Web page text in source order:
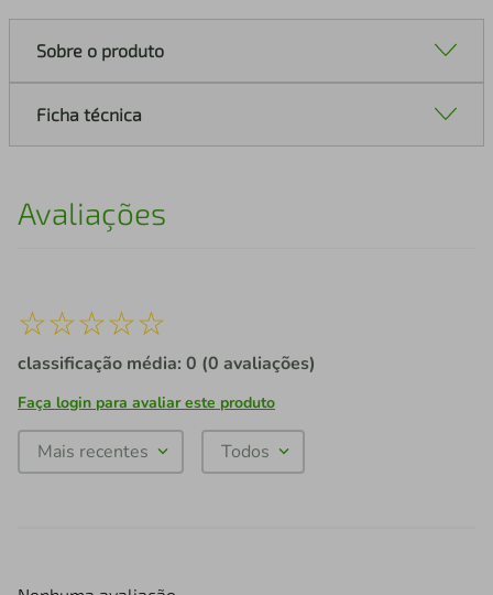
Sobre o produto
Ficha técnica
Avaliações
☆☆☆☆☆
classificação média: 0 (0 avaliações)
Faça login para avaliar este produto
Mais recentes Todos